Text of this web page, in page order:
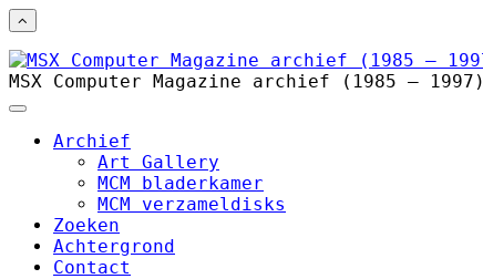
MSX Computer Magazine archief (1985 – 1997)
Archief
Art Gallery
MCM bladerkamer
MCM verzameldisks
Zoeken
Achtergrond
Contact